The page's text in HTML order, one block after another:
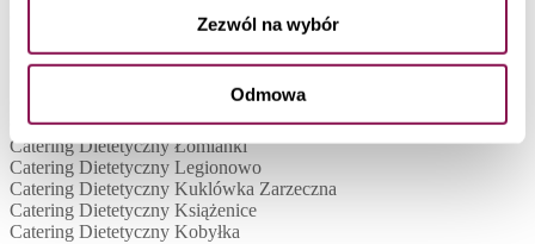
Zezwól na wybór
Odmowa
Catering Dietetyczny Henryszew
Catering Dietetyczny Nowa Wieś
Catering Dietetyczny Mińsk Mazowiecki
Catering Dietetyczny Milanówek
Catering Dietetyczny Łomianki
Catering Dietetyczny Legionowo
Catering Dietetyczny Kuklówka Zarzeczna
Catering Dietetyczny Książenice
Catering Dietetyczny Kobyłka